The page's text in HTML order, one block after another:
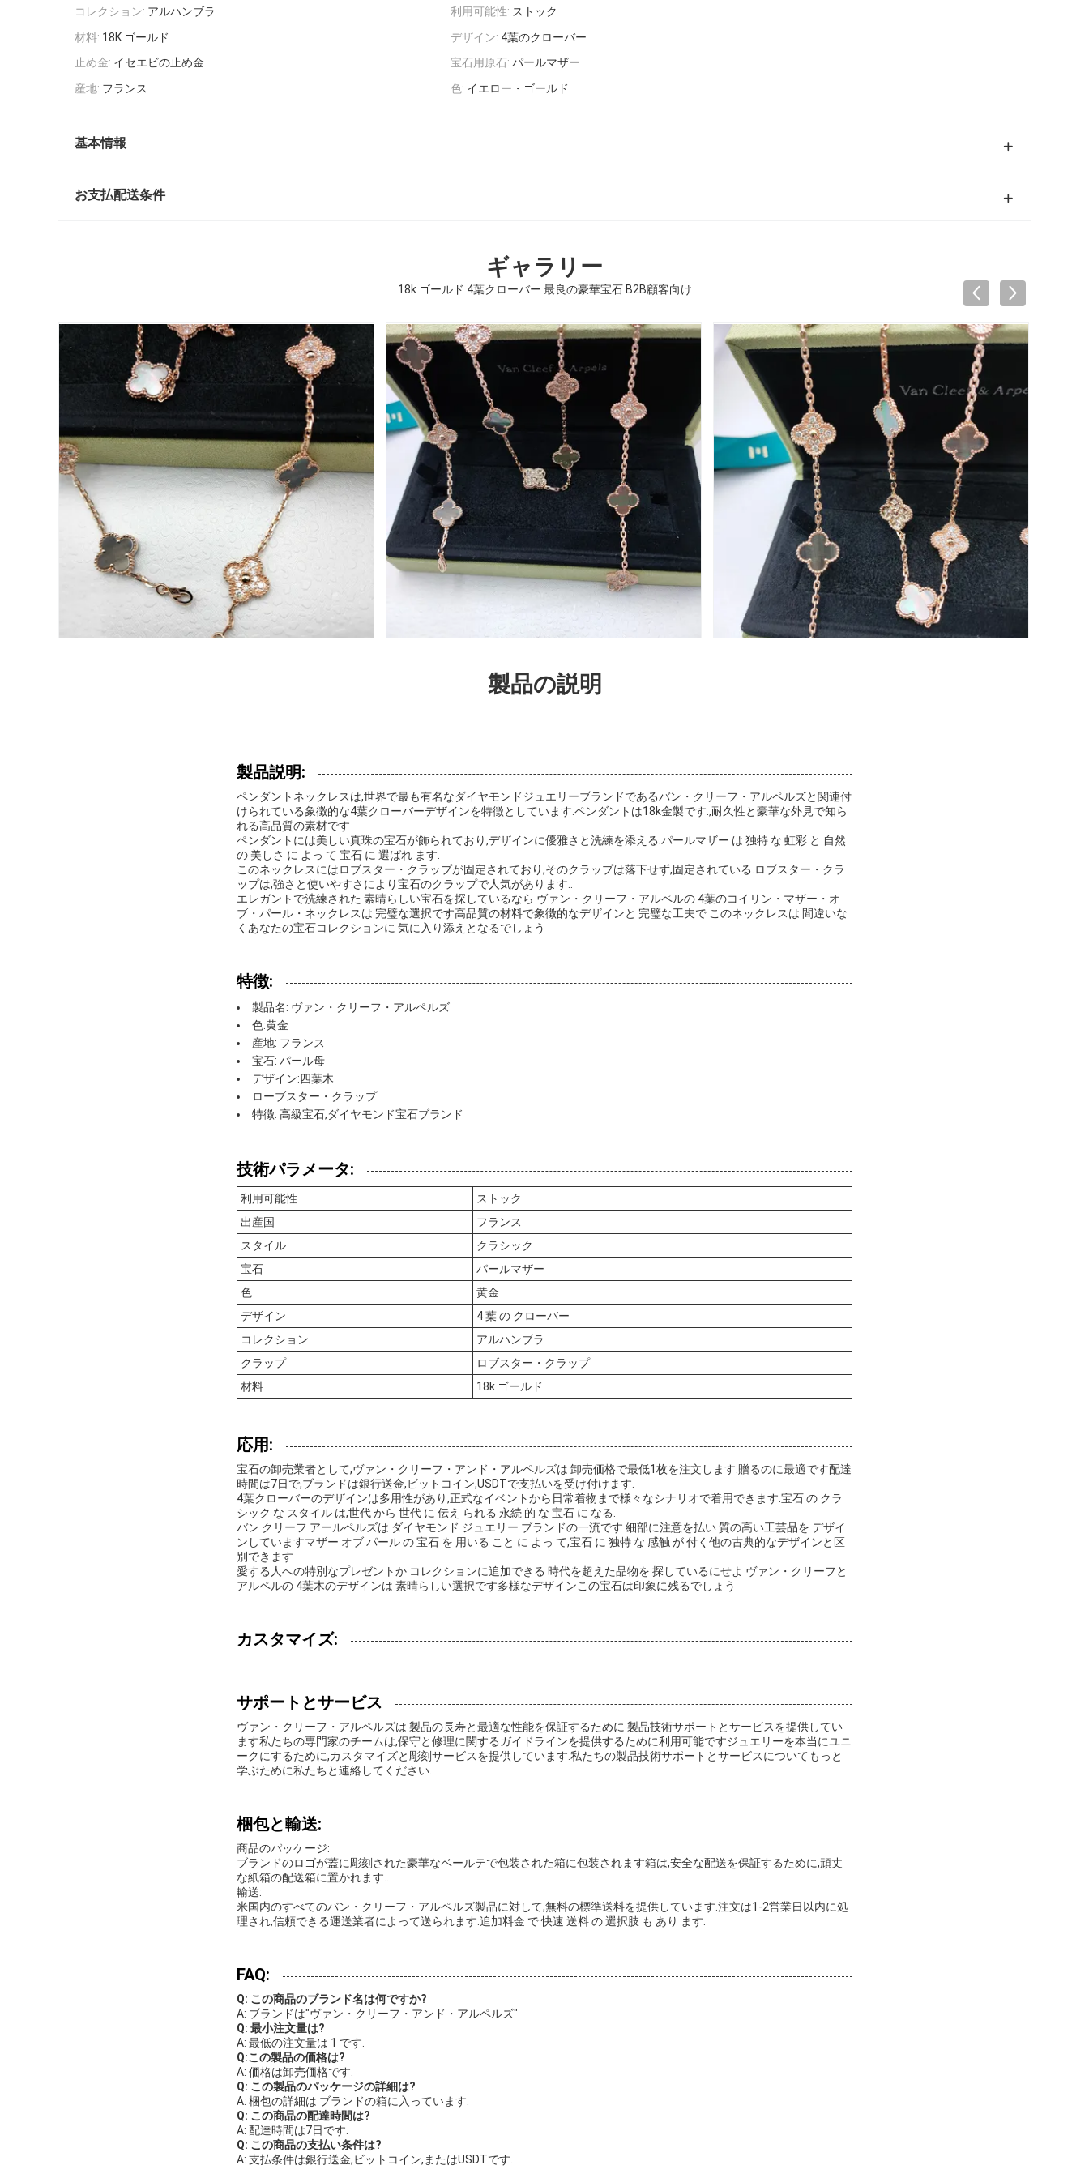
コレクション: アルハンブラ 利用可能性: ストック
材料: 18K ゴールド デザイン: 4葉のクローバー
止め金: イセエビの止め金 宝石用原石: パールマザー
産地: フランス 色: イエロー・ゴールド
基本情報
お支払配送条件
ギャラリー
18k ゴールド 4葉クローバー 最良の豪華宝石 B2B顧客向け
製品の説明
製品説明:
ペンダントネックレスは,世界で最も有名なダイヤモンドジュエリーブランドであるバン・クリーフ・アルペルズと関連付
けられている象徴的な4葉クローバーデザインを特徴としています.ペンダントは18k金製です.,耐久性と豪華な外見で知ら
れる高品質の素材です
ペンダントには美しい真珠の宝石が飾られており,デザインに優雅さと洗練を添える.パールマザー は 独特 な 虹彩 と 自然
の 美しさ に よっ て 宝石 に 選ばれ ます.
このネックレスにはロブスター・クラップが固定されており,そのクラップは落下せず,固定されている.ロブスター・クラ
ップは,強さと使いやすさにより宝石のクラップで人気があります..
エレガントで洗練された 素晴らしい宝石を探しているなら ヴァン・クリーフ・アルペルの 4葉のコイリン・マザー・オ
ブ・パール・ネックレスは 完璧な選択です高品質の材料で象徴的なデザインと 完璧な工夫で このネックレスは 間違いな
くあなたの宝石コレクションに 気に入り添えとなるでしょう
特徴:
製品名: ヴァン・クリーフ・アルペルズ
色:黄金
産地: フランス
宝石: パール母
デザイン:四葉木
ローブスター・クラップ
特徴: 高級宝石,ダイヤモンド宝石ブランド
技術パラメータ:
利用可能性
ストック
出産国
フランス
スタイル
クラシック
宝石
パールマザー
色
黄金
デザイン
4 葉 の クローバー
コレクション
アルハンブラ
クラップ
ロブスター・クラップ
材料
18k ゴールド
応用:
宝石の卸売業者として,ヴァン・クリーフ・アンド・アルペルズは 卸売価格で最低1枚を注文します.贈るのに最適です配達
時間は7日で,ブランドは銀行送金,ビットコイン,USDTで支払いを受け付けます.
4葉クローバーのデザインは多用性があり,正式なイベントから日常着物まで様々なシナリオで着用できます.宝石 の クラ
シック な スタイル は,世代 から 世代 に 伝え られる 永続 的 な 宝石 に なる.
バン クリーフ アールペルズは ダイヤモンド ジュエリー ブランドの一流です 細部に注意を払い 質の高い工芸品を デザイ
ンしていますマザー オブ パール の 宝石 を 用いる こと に よっ て,宝石 に 独特 な 感触 が 付く他の古典的なデザインと区
別できます
愛する人への特別なプレゼントか コレクションに追加できる 時代を超えた品物を 探しているにせよ ヴァン・クリーフと
アルペルの 4葉木のデザインは 素晴らしい選択です多様なデザインこの宝石は印象に残るでしょう
カスタマイズ:
サポートとサービス
ヴァン・クリーフ・アルペルズは 製品の長寿と最適な性能を保証するために 製品技術サポートとサービスを提供してい
ます私たちの専門家のチームは,保守と修理に関するガイドラインを提供するために利用可能ですジュエリーを本当にユニ
ークにするために,カスタマイズと彫刻サービスを提供しています.私たちの製品技術サポートとサービスについてもっと
学ぶために私たちと連絡してください.
梱包と輸送:
商品のパッケージ:
ブランドのロゴが蓋に彫刻された豪華なベールテで包装された箱に包装されます箱は,安全な配送を保証するために,頑丈
な紙箱の配送箱に置かれます..
輸送:
米国内のすべてのバン・クリーフ・アルペルズ製品に対して,無料の標準送料を提供しています.注文は1-2営業日以内に処
理され,信頼できる運送業者によって送られます.追加料金 で 快速 送料 の 選択肢 も あり ます.
FAQ:
Q: この商品のブランド名は何ですか?
A: ブランドは"ヴァン・クリーフ・アンド・アルペルズ"
Q: 最小注文量は?
A: 最低の注文量は 1 です.
Q:この製品の価格は?
A: 価格は卸売価格です.
Q: この製品のパッケージの詳細は?
A: 梱包の詳細は ブランドの箱に入っています.
Q: この商品の配達時間は?
A: 配達時間は7日です.
Q: この商品の支払い条件は?
A: 支払条件は銀行送金,ビットコイン,またはUSDTです.